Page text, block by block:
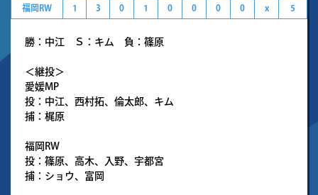
福岡RW 1 3 0 1 0 0 0 0 x 5
勝：中江 Ｓ：キム 負：篠原
＜継投＞
愛媛MP
投：中江、西村拓、倫太郎、キム
捕：梶原
福岡RW
投：篠原、高木、入野、宇都宮
捕：ショウ、富岡